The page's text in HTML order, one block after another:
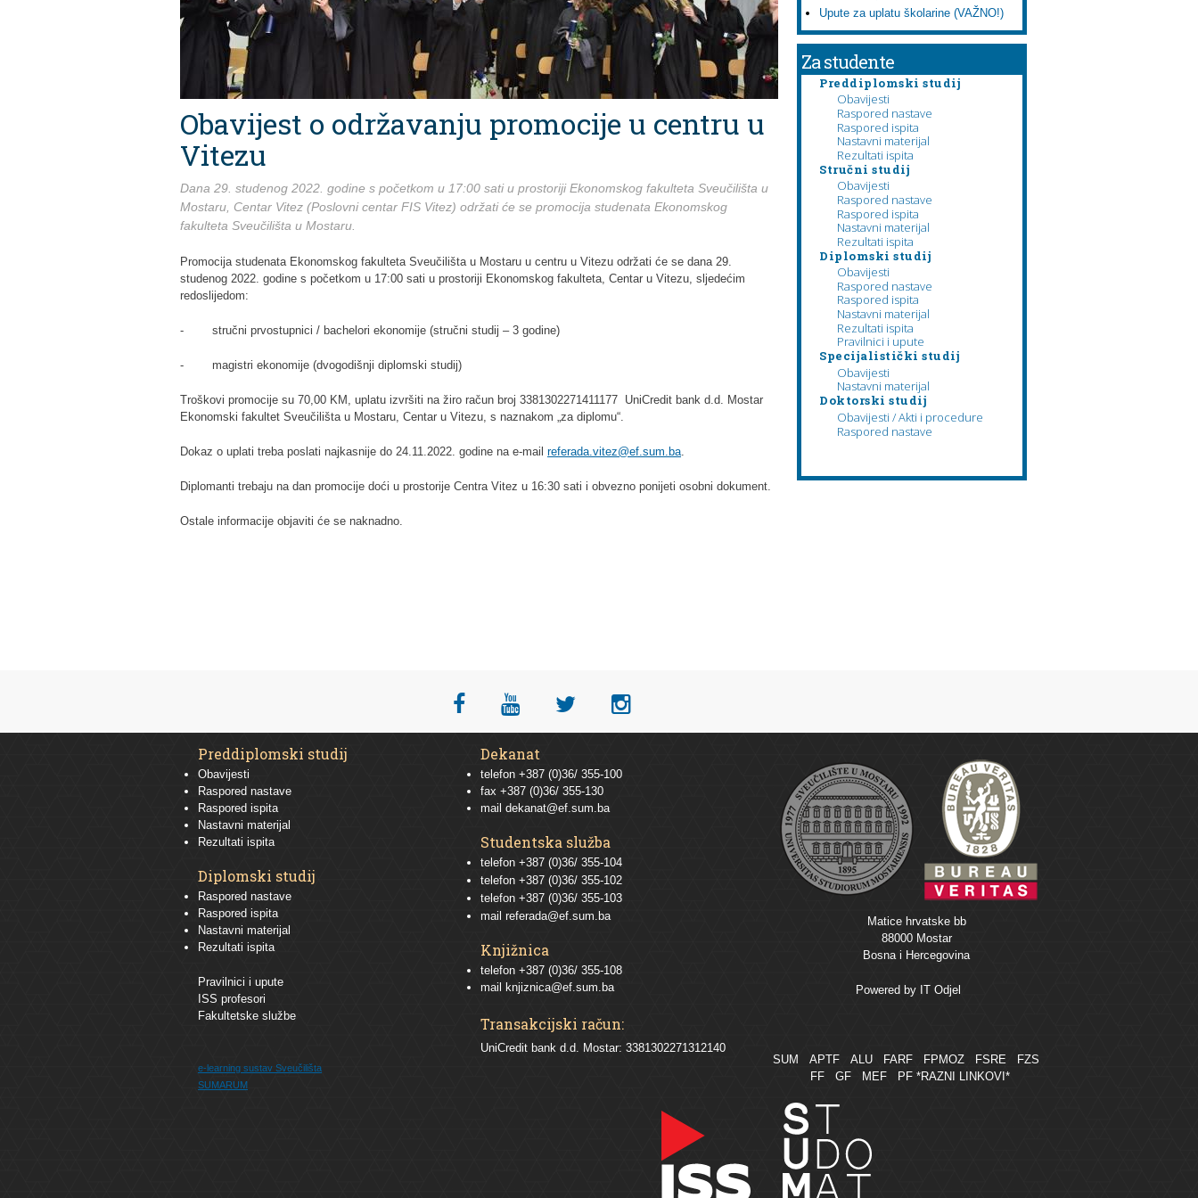
Obavijest o održavanju promocije u centru u
Vitezu
Dana 29. studenog 2022. godine s početkom u 17:00 sati u prostoriji Ekonomskog fakulteta Sveučilišta u
Mostaru, Centar Vitez (Poslovni centar FIS Vitez) održati će se promocija studenata Ekonomskog
fakulteta Sveučilišta u Mostaru.
Promocija studenata Ekonomskog fakulteta Sveučilišta u Mostaru u centru u Vitezu održati će se dana 29.
studenog 2022. godine s početkom u 17:00 sati u prostoriji Ekonomskog fakulteta, Centar u Vitezu, sljedećim
redoslijedom:
- stručni prvostupnici / bachelori ekonomije (stručni studij – 3 godine)
- magistri ekonomije (dvogodišnji diplomski studij)
Troškovi promocije su 70,00 KM, uplatu izvršiti na žiro račun broj 3381302271411177 UniCredit bank d.d. Mostar
Ekonomski fakultet Sveučilišta u Mostaru, Centar u Vitezu, s naznakom „za diplomu“.
Dokaz o uplati treba poslati najkasnije do 24.11.2022. godine na e-mail referada.vitez@ef.sum.ba.
Diplomanti trebaju na dan promocije doći u prostorije Centra Vitez u 16:30 sati i obvezno ponijeti osobni dokument.
Ostale informacije objaviti će se naknadno.
Upute za uplatu školarine (VAŽNO!)
Za studente
Preddiplomski studij
Obavijesti
Raspored nastave
Raspored ispita
Nastavni materijal
Rezultati ispita
Stručni studij
Obavijesti
Raspored nastave
Raspored ispita
Nastavni materijal
Rezultati ispita
Diplomski studij
Obavijesti
Raspored nastave
Raspored ispita
Nastavni materijal
Rezultati ispita
Pravilnici i upute
Specijalistički studij
Obavijesti
Nastavni materijal
Doktorski studij
Obavijesti / Akti i procedure
Raspored nastave
Preddiplomski studij
Obavijesti
Raspored nastave
Raspored ispita
Nastavni materijal
Rezultati ispita
Diplomski studij
Raspored nastave
Raspored ispita
Nastavni materijal
Rezultati ispita
Pravilnici i upute
ISS profesori
Fakultetske službe
e-learning sustav Sveučilišta
SUMARUM
Dekanat
telefon +387 (0)36/ 355-100
fax +387 (0)36/ 355-130
mail dekanat@ef.sum.ba
Studentska služba
telefon +387 (0)36/ 355-104
telefon +387 (0)36/ 355-102
telefon +387 (0)36/ 355-103
mail referada@ef.sum.ba
Knjižnica
telefon +387 (0)36/ 355-108
mail
knjiznica@ef.sum.ba
Transakcijski račun:
UniCredit bank d.d. Mostar: 3381302271312140
Matice hrvatske bb
88000 Mostar
Bosna i Hercegovina
Powered by IT Odjel
SUM APTF ALU FARF FPMOZ FSRE
FZS
FF
GF MEF PF *RAZNI LINKOVI*